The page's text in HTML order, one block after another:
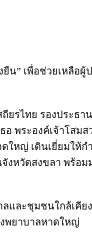
น” เพื่อช่วยเหลือ
ยรไทย รองประธ
พระองค์เจ้าโสม
ใหญ่ เดินเยี่ยมให้ก
หวัดสงขลา พร้อ
และชุมชนใกล้เคีย
พยาบาลหาดใหญ่